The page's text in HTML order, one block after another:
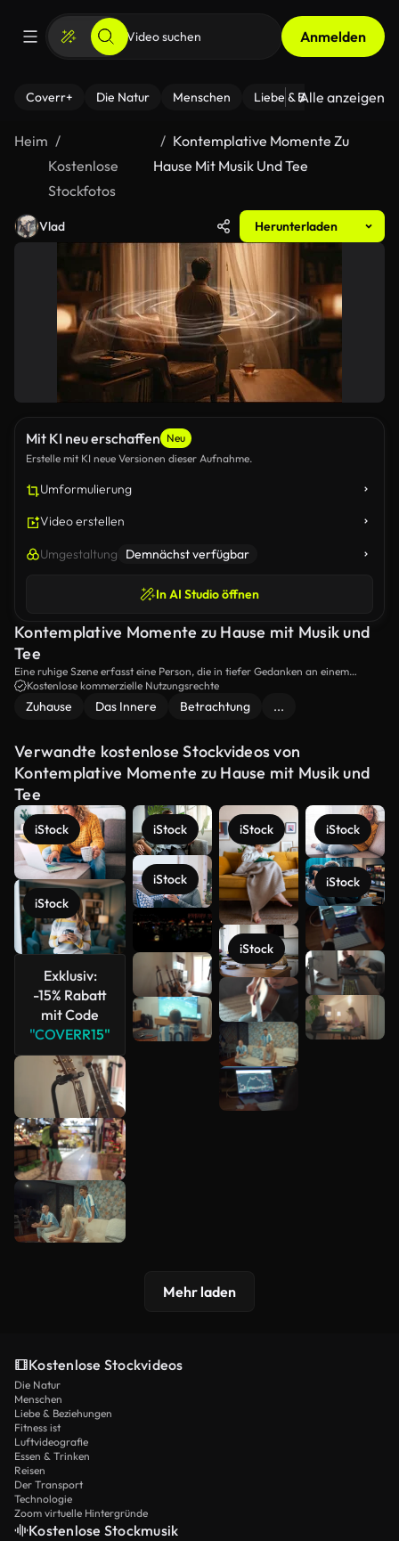
Anmelden
Coverr+ Die Natur Menschen Liebe & Beziehungen
Alle anzeigen
Heim
Kostenlose
Stockfotos
Kontemplative Momente Zu
Hause Mit Musik Und Tee
Vlad Herunterladen
Mit KI neu erschaffen Neu
Erstelle mit KI neue Versionen dieser Aufnahme.
Umformulierung
Video erstellen
Umgestaltung Demnächst verfügbar
In AI Studio öffnen
Kontemplative Momente zu Hause mit Musik und
Tee
Eine ruhige Szene erfasst eine Person, die in tiefer Gedanken an einem
Fenster sitzt, mit sanfter Musik im Hintergrund.Die Atmosphäre wird durch die
beruhigende Anwesenheit einer dampfenden Tasse Tee verstärkt, die einen
ruhigen Moment der Introspektion widerspiegelt.
Kostenlose kommerzielle Nutzungsrechte
Zuhause Das Innere Betrachtung ...
Verwandte kostenlose Stockvideos von
Kontemplative Momente zu Hause mit Musik und
Tee
iStock
iStock
Exklusiv:
-15% Rabatt
mit Code
"COVERR15"
iStock
iStock
iStock
iStock
iStock
iStock
Mehr
anzeigen
Mehr laden
Kostenlose Stockvideos
Die Natur
Menschen
Liebe & Beziehungen
Fitness ist
Luftvideografie
Essen & Trinken
Reisen
Der Transport
Technologie
Zoom virtuelle Hintergründe
Kostenlose Stockmusik